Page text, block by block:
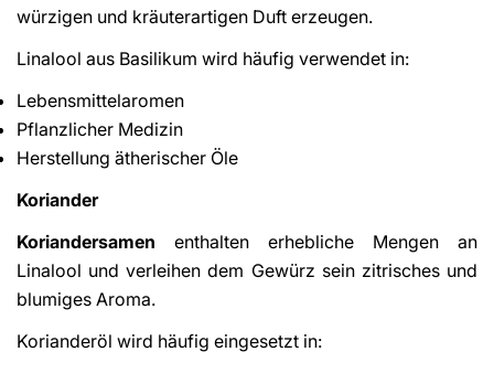
würzigen und kräuterartigen Duft erzeugen.
Linalool aus Basilikum wird häufig verwendet in:
Lebensmittelaromen
Pflanzlicher Medizin
Herstellung ätherischer Öle
Koriander
Koriandersamen enthalten erhebliche Mengen an
Linalool und verleihen dem Gewürz sein zitrisches und
blumiges Aroma.
Korianderöl wird häufig eingesetzt in: